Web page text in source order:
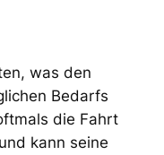
was den
Bedarfs
die Fahrt
kann seine